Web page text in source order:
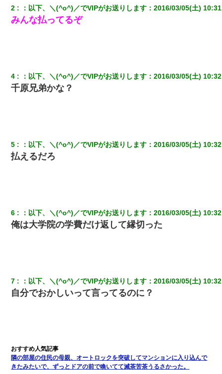
日航機墜落事故の「ここからは日本語で大丈夫ですよ〜」の絶望
し「お勘定です。逃がして下さい」その後、録音内容を父に聞か
せたら...
三年働いてたパートを突然クビになった。しかし元職場の主要取
裁判官「お互いに最後に言いたいことはありますか」バカ夫
嫁の妹（26歳）がずっとウチに泊まりに来た結果→俺がヤバイｗ
ｗｗｗｗｗｗｗ
「パワハラを受けたから思い切って転職した」とSNSで呟いた
ら、速攻でパワハラかました元上司がLINEを送ってきた。
2 ： 以下、＼(^o^)／でVIPがお送りします ：2016/03/05(土)
みんな払ってるぞ
4 ： 以下、＼(^o^)／でVIPがお送りします ：2016/03/05(土)
千原兄弟かな？
5 ： 以下、＼(^o^)／でVIPがお送りします ：2016/03/05(土)
払えるだろ
6 ： 以下、＼(^o^)／でVIPがお送りします ：2016/03/05(土)
俺は大学院の学費だけ返して縁切った
7 ： 以下、＼(^o^)／でVIPがお送りします ：2016/03/05(土)
自分でおかしいって言ってるのに？
隣の部屋の住民の母親、オートロックを突破してマンションに入り込んで
きたみたいで、ずっとドアの前で喚いてて滅茶苦茶うるさかった。